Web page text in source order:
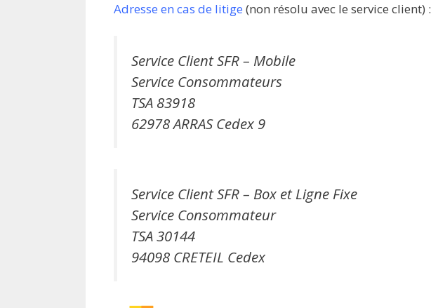
Adresse en cas de litige (non résolu avec le service client) :
Service Client SFR – Mobile
Service Consommateurs
TSA 83918
62978 ARRAS Cedex 9
Service Client SFR – Box et Ligne Fixe
Service Consommateur
TSA 30144
94098 CRETEIL Cedex